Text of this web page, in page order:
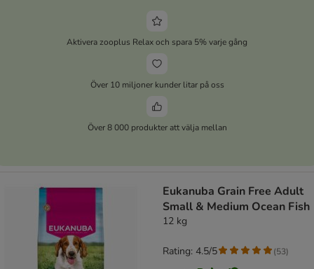
Aktivera zooplus Relax och spara 5% varje gång
Över 10 miljoner kunder litar på oss
Över 8 000 produkter att välja mellan
Eukanuba Grain Free Adult
Small & Medium Ocean Fish
12 kg
Rating: 4.5/5 (53)